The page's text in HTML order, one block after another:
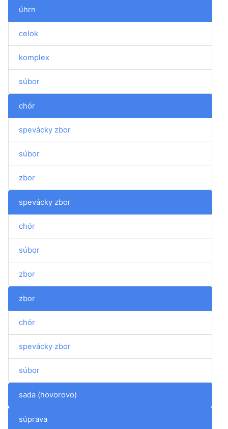
úhrn
celok
komplex
súbor
chór
spevácky zbor
súbor
zbor
spevácky zbor
chór
súbor
zbor
zbor
chór
spevácky zbor
súbor
sada (hovorovo)
súprava